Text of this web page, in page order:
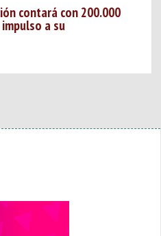
contará con 200.000
a su